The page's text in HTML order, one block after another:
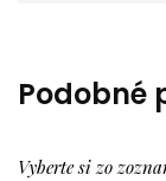
Podobné
Vyberte si zo